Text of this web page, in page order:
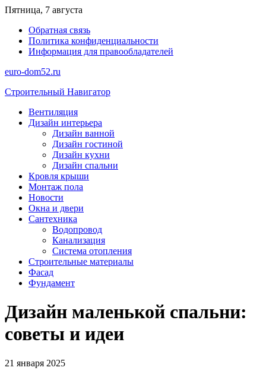
Перейти
содержимому
Пятница, 7 августа
Обратная связь
Политика конфиденциальности
Информация для правообладателей
euro-dom52.ru
Строительный Навигатор
Вентиляция
Дизайн интерьера
Дизайн ванной
Дизайн гостиной
Дизайн кухни
Дизайн спальни
Кровля крыши
Монтаж пола
Новости
Окна и двери
Сантехника
Водопровод
Канализация
Система отопления
Строительные материалы
Фасад
Фундамент
Дизайн маленькой спальни:
советы и идеи
21 января 2025